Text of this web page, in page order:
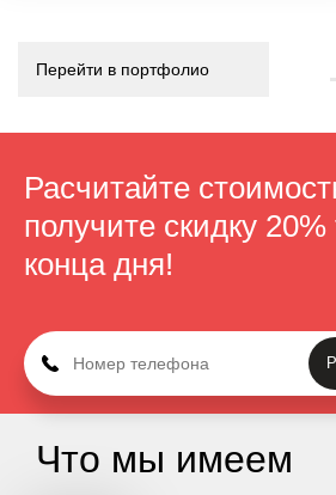
Перейти в портфолио
Расчитайте
получите скидку
конца дня!
Что мы имеем